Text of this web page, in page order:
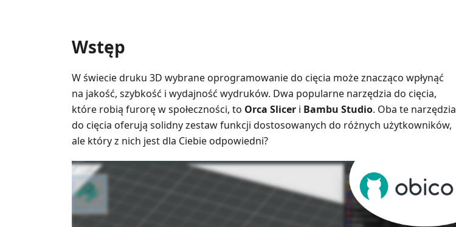
Wstęp
W świecie druku 3D wybrane oprogramowanie do cięcia może znacząco wpłynąć
na jakość, szybkość i wydajność wydruków. Dwa popularne narzędzia do cięcia,
które robią furorę w społeczności, to Orca Slicer i Bambu Studio. Oba te narzędzia
do cięcia oferują solidny zestaw funkcji dostosowanych do różnych użytkowników,
ale który z nich jest dla Ciebie odpowiedni?